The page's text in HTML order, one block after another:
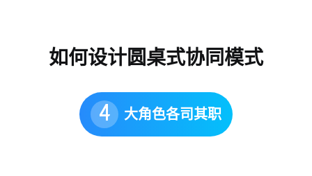
如何设计圆桌式协同模式
4 大角色各司其职